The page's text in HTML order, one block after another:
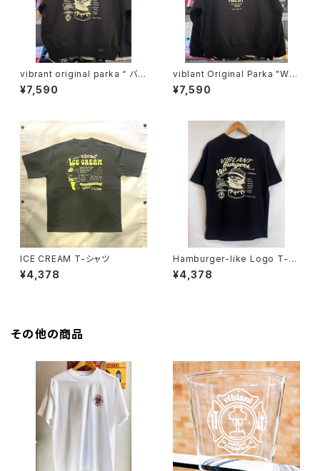
vibrant original parka “ バー
ガー風”ロゴ
¥7,590
viblant Original Parka "WIN
G" ブラック
¥7,590
ICE CREAM T-シャツ
¥4,378
Hamburger-like Logo T-sh
irt 8.2オンス【viblant origina
l】
¥4,378
その他の商品